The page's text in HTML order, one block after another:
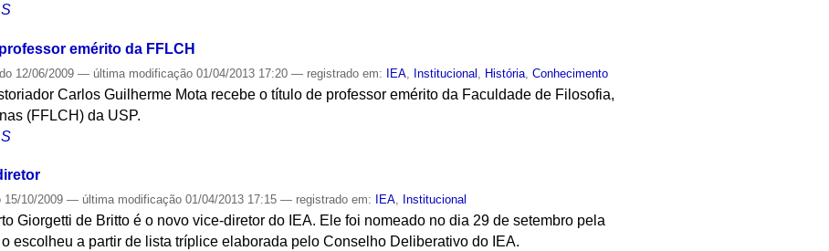
emérito da FFLCH
12/06/2009— última modificação 01/04/2013 17:20— registrado em: IEA Institucional História ,Conhecimento
Carlos Guilherme Mota recebe o título de professor emérito da Faculdade de Filosofia,
(FFLCH) da USP.
15/10/2009— última modificação 01/04/2013 17:15— registrado em: IEA, Institucional
Giorgetti de Britto é o novo vice-diretor do IEA. Ele foi nomeado no dia 29 de setembro pela
escolheu a partir de lista tríplice elaborada pelo Conselho Deliberativo do IEA.